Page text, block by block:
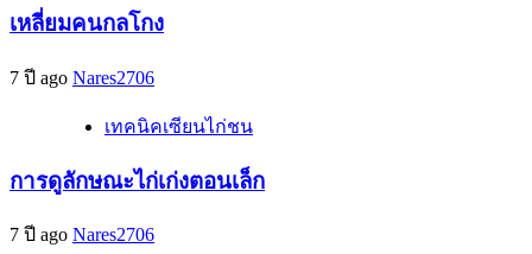
เหลี่ยมคนกลโกง
7 ปี ago Nares2706
เทคนิคเซียนไก่ชน
การดูลักษณะไก่เก่งตอนเล็ก
7 ปี ago Nares2706